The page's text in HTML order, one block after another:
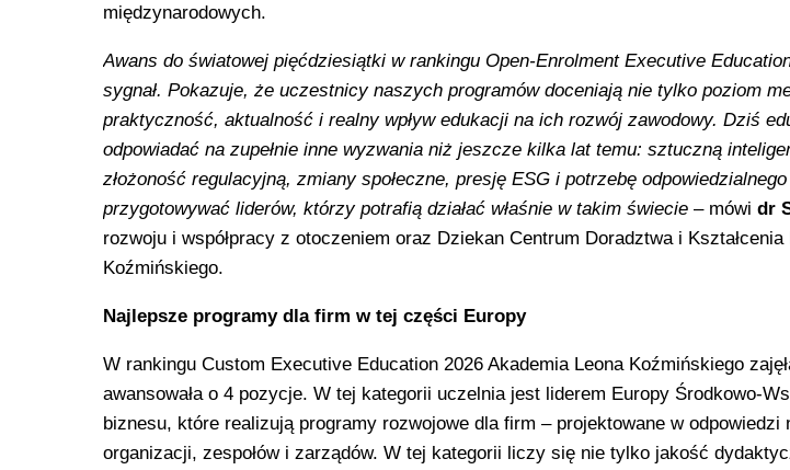
międzynarodowych.
Awans do światowej pięćdziesiątki w rankingu Open-Enrolment Executive
sygnał. Pokazuje, że uczestnicy naszych programów doceniają nie tylko poziom
praktyczność, aktualność i realny wpływ edukacji na ich rozwój zawodowy. Dziś
odpowiadać na zupełnie inne wyzwania niż jeszcze kilka lat temu: sztuczną
złożoność regulacyjną, zmiany społeczne, presję ESG i potrzebę
przygotowywać liderów, którzy potrafią działać właśnie w takim świecie – mówi dr
rozwoju i współpracy z otoczeniem oraz Dziekan Centrum Doradztwa i
Koźmińskiego.
Najlepsze programy dla firm w tej części Europy
W rankingu Custom Executive Education 2026 Akademia Leona Koźmińskiego
awansowała o 4 pozycje. W tej kategorii uczelnia jest liderem Europy Środkowo-
biznesu, które realizują programy rozwojowe dla firm – projektowane w odpowiedzi
organizacji, zespołów i zarządów. W tej kategorii liczy się nie tylko jakość